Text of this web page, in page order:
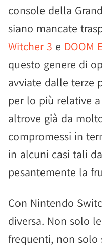
console della
siano mancate
Witcher 3 e DOOM
questo genere di
avviate dalle terze
per lo più relative
altrove già da
compromessi in
in alcuni casi tali
pesantemente la
Con Nintendo
diversa. Non solo
frequenti, non solo